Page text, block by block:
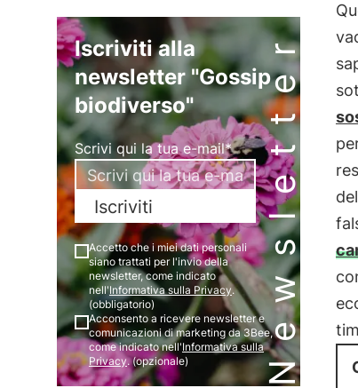
Newsletter
Iscriviti alla
newsletter "Gossip
biodiverso"
Scrivi qui la tua e-mail*
Iscriviti
Accetto che i miei dati personali
siano trattati per l'invio della
newsletter, come indicato
nell'Informativa sulla Privacy.
(obbligatorio)
Acconsento a ricevere newsletter e
comunicazioni di marketing da 3Bee,
come indicato nell'Informativa sulla
Privacy. (opzionale)